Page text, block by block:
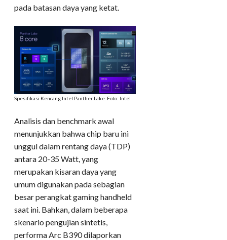
pada batasan daya yang ketat.
Spesifikasi Kencang Intel Panther Lake. Foto: Intel
Analisis dan benchmark awal
menunjukkan bahwa chip baru ini
unggul dalam rentang daya (TDP)
antara 20-35 Watt, yang
merupakan kisaran daya yang
umum digunakan pada sebagian
besar perangkat gaming handheld
saat ini. Bahkan, dalam beberapa
skenario pengujian sintetis,
performa Arc B390 dilaporkan